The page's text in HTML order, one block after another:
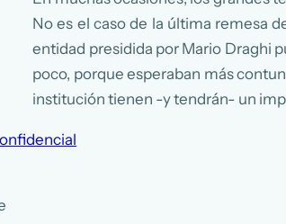
No es el caso de la última remesa
entidad presidida por Mario Draghi
poco, porque esperaban más
institución tienen -y tendrán- un